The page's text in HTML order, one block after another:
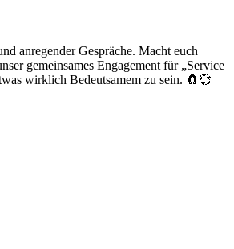
anregender Gespräche. Macht euch
gemeinsames Engagement für „Service
wirklich Bedeutsamem zu sein. 🧲💞